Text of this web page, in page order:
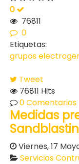
0
76811
0
Etiquetas:
grupos
Tweet
76811 Hits
0 Comentarios
Medidas
Viernes, 17
Servicios